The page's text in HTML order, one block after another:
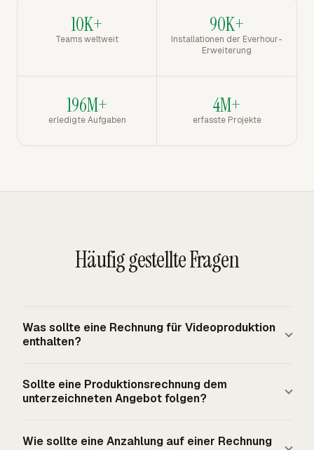
10K+
Teams weltweit
90K+
Installationen der Everhour-
Erweiterung
196M+
erledigte Aufgaben
4M+
erfasste Projekte
Häufig gestellte Fragen
Was sollte eine Rechnung für Videoproduktion
enthalten?
Produktionsfirma, den Kunden, den Projektnamen, die
Rechnungsnummer, das Rechnungsdatum, die
Verweis auf das genehmigte Angebot oder die
Sollte eine Produktionsrechnung dem
unterzeichneten Angebot folgen?
Vertrag oder der Bestellung folgen, weil dieses
Wie sollte eine Anzahlung auf einer Rechnung